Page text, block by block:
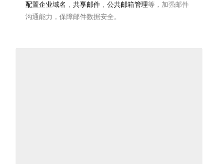
配置企业域名 ， 共享邮件， 公共邮箱管理等，加强邮件
沟通能力，保障邮件数据安全。